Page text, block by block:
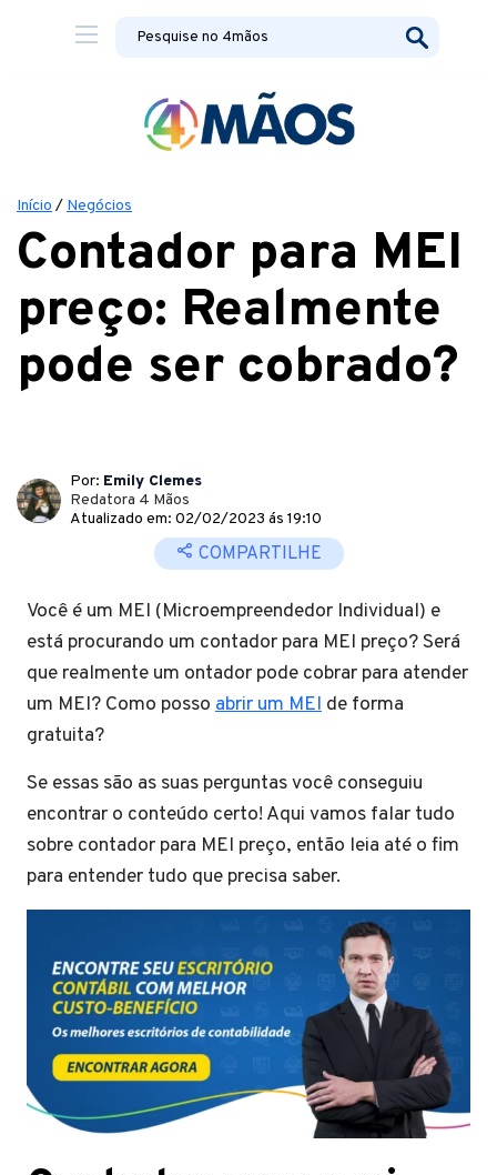
Início / Negócios
Contador para MEI
preço: Realmente
pode ser cobrado?
Por: Emily Clemes
Redatora 4 Mãos
Atualizado em: 02/02/2023 ás 19:10
COMPARTILHE
Você é um MEI (Microempreendedor Individual) e
está procurando um contador para MEI preço? Será
que realmente um ontador pode cobrar para atender
um MEI? Como posso abrir um MEI de forma
gratuita?
Se essas são as suas perguntas você conseguiu
encontrar o conteúdo certo! Aqui vamos falar tudo
sobre contador para MEI preço, então leia até o fim
para entender tudo que precisa saber.